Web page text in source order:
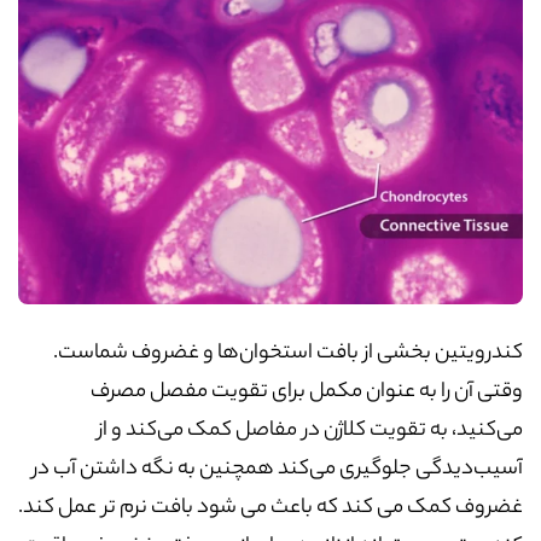
کندرویتین بخشی از بافت استخوان‌ها و غضروف شماست.
وقتی آن را به عنوان مکمل برای تقویت مفصل مصرف
می‌کنید، به تقویت کلاژن در مفاصل کمک می‌کند و از
آسیب‌دیدگی جلوگیری می‌کند همچنین به نگه داشتن آب در
غضروف کمک می کند که باعث می شود بافت نرم تر عمل کند.